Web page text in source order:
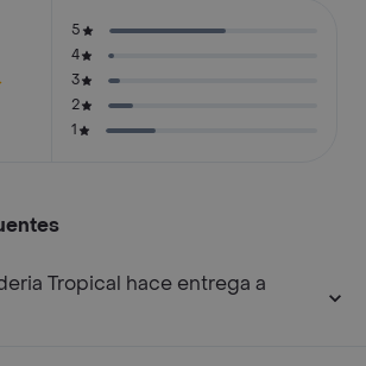
5
4
3
2
1
Tropical hace entrega a